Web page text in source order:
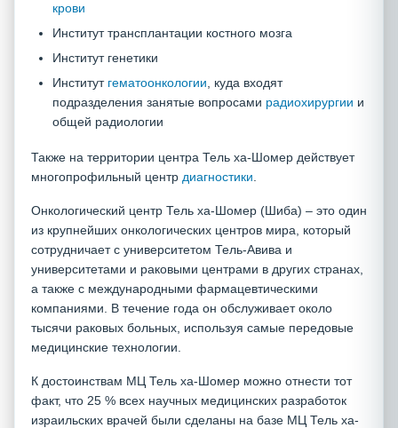
крови
Институт трансплантации костного мозга
Институт генетики
Институт гематоонкологии , куда входят
подразделения занятые вопросами радиохирургии и
общей радиологии
Также на территории центра Тель ха-Шомер действует
многопрофильный центр диагностики
Онкологический центр Тель ха-Шомер (Шиба) – это один
из крупнейших онкологических центров мира, который
сотрудничает с университетом Тель-Авива и
университетами и раковыми центрами в других странах,
а также с международными фармацевтическими
компаниями. В течение года он обслуживает около
тысячи раковых больных, используя самые передовые
медицинские технологии.
К достоинствам МЦ Тель ха-Шомер можно отнести тот
факт, что 25 % всех научных медицинских разработок
израильских врачей были сделаны на базе МЦ Тель ха-